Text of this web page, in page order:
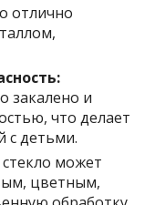
отлично
закалено и
что делает
с детьми.
стекло может
цветным,